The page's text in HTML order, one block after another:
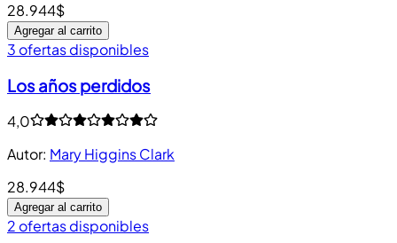
28.944$
Agregar al carrito
3 ofertas disponibles
Los años perdidos
4,0
Autor: Mary Higgins Clark
28.944$
Agregar al carrito
2 ofertas disponibles